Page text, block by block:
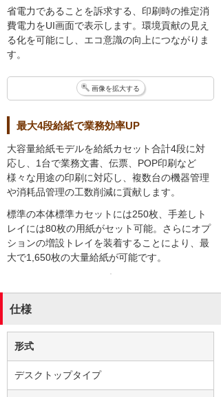
省電力であることを訴求する、印刷時の推定消
費電力をUI画面で表示します。環境貢献の見え
る化を可能にし、エコ意識の向上につながりま
す。
画像を拡大する
最大4段給紙で業務効率UP
大容量給紙モデルを給紙カセット合計4段に対
応し、1台で業務文書、伝票、POP印刷など
様々な用途の印刷に対応し、複数台の機器管理
や消耗品管理の工数削減に貢献します。
標準の本体標準カセットには250枚、手差しト
レイには80枚の用紙がセット可能。さらにオプ
ションの増設トレイを装着することにより、最
大で1,650枚の大量給紙が可能です。
仕様
形式
デスクトップタイプ